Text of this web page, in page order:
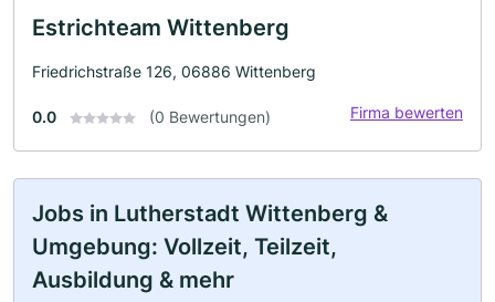
Estrichteam Wittenberg
Friedrichstraße 126, 06886 Wittenberg
0.0 (0 Bewertungen) Firma bewerten
Jobs in Lutherstadt Wittenberg &
Umgebung: Vollzeit, Teilzeit,
Ausbildung & mehr